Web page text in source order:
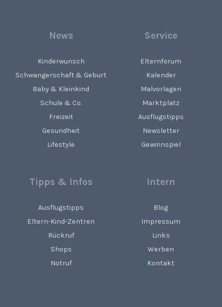
News
Kinderwunsch
Schwangerschaft & Geburt
Baby & Kleinkind
Schule & Co.
Freizeit
Gesundheit
Lifestyle
Service
Elternforum
Kalender
Malvorlagen
Marktplatz
Ausflugstipps
Newsletter
Gewinnspiel
Tipps & Infos
Ausflugstipps
Eltern-Kind-Zentren
Rückruf
Shops
Notruf
Intern
Blog
Impressum
Links
Werben
Kontakt